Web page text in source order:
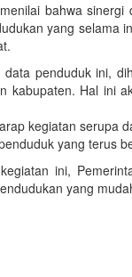
bahwa
yang selama
penduduk ini,
kabupaten. Hal ini
kegiatan serupa
yang terus
ini,
yang